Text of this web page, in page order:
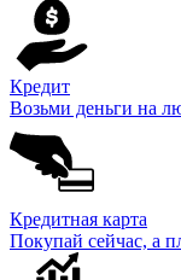
Кредит
Возьми деньги на
Кредитная карта
Покупай сейчас, а